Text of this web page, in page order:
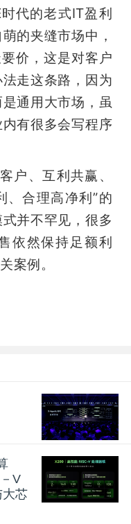
代的老式IT盈利
的夹缝市场中，
价，这是对客户
走这条路，因为
通用大市场，虽
有很多会写程序
户、互利共赢、
、合理高净利”的
并不罕见，很多
依然保持足额利
案例。
V
大芯